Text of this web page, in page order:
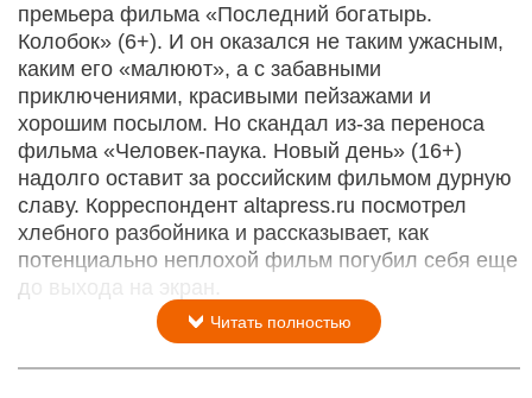
премьера фильма «Последний богатырь.
Колобок» (6+). И он оказался не таким ужасным,
каким его «малюют», а с забавными
приключениями, красивыми пейзажами и
хорошим посылом. Но скандал из-за переноса
фильма «Человек-паука. Новый день» (16+)
надолго оставит за российским фильмом дурную
славу. Корреспондент altapress.ru посмотрел
хлебного разбойника и рассказывает, как
потенциально неплохой фильм погубил себя еще
до выхода на экран.
Читать полностью